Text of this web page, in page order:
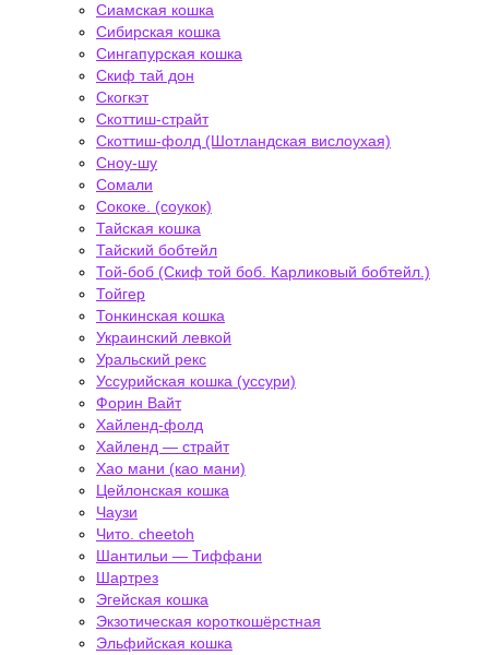
Сиамская кошка
Сибирская кошка
Сингапурская кошка
Скиф тай дон
Скогкэт
Скоттиш-страйт
Скоттиш-фолд (Шотландская вислоухая)
Сноу-шу
Сомали
Сококе. (соукок)
Тайская кошка
Тайский бобтейл
Той-боб (Скиф той боб. Карликовый бобтейл.)
Тойгер
Тонкинская кошка
Украинский левкой
Уральский рекс
Уссурийская кошка (уссури)
Форин Вайт
Хайленд-фолд
Хайленд — страйт
Хао мани (као мани)
Цейлонская кошка
Чаузи
Чито. cheetoh
Шантильи — Тиффани
Шартрез
Эгейская кошка
Экзотическая короткошёрстная
Эльфийская кошка